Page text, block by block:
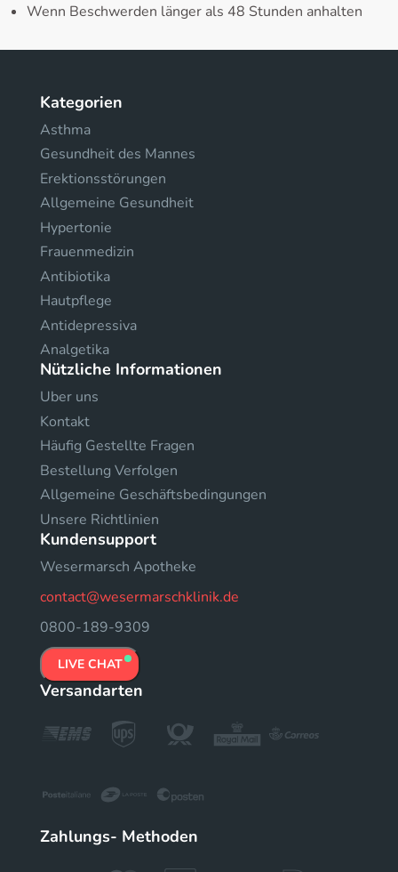
Wenn Beschwerden länger als 48 Stunden anhalten
Kategorien
Asthma
Gesundheit des Mannes
Erektionsstörungen
Allgemeine Gesundheit
Hypertonie
Frauenmedizin
Antibiotika
Hautpflege
Antidepressiva
Analgetika
Nützliche Informationen
Uber uns
Kontakt
Häufig Gestellte Fragen
Bestellung Verfolgen
Allgemeine Geschäftsbedingungen
Unsere Richtlinien
Kundensupport
Wesermarsch Apotheke
contact@wesermarschklinik.de
0800-189-9309
LIVE CHAT
Versandarten
Zahlungs- Methoden